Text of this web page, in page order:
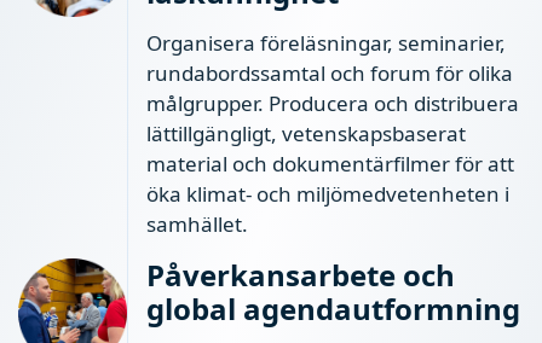
Organisera föreläsningar, seminarier,
rundabordssamtal och forum för olika
målgrupper. Producera och distribuera
lättillgängligt, vetenskapsbaserat
material och dokumentärfilmer för att
öka klimat- och miljömedvetenheten i
samhället.
Påverkansarbete och
global agendautformning